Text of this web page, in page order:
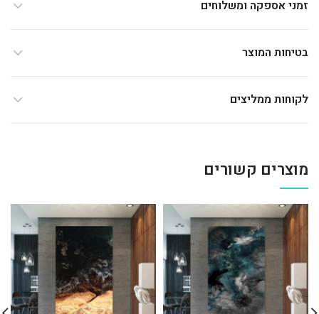
זמני אספקה ומשלוחים
בטיחות המוצר
לקוחות ממליצים
מוצרים קשורים